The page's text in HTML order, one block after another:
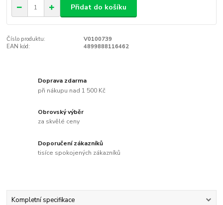
Přidat do košíku
Číslo produktu:
V0100739
EAN kód:
4899888116462
Doprava zdarma
při nákupu nad 1 500 Kč
Obrovský výběr
za skvělé ceny
Doporučení zákazníků
tisíce spokojených zákazníků
Kompletní specifikace